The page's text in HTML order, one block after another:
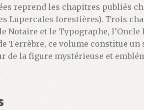
reprend les chapitres publiés
Lupercales forestières). Trois
Notaire et le Typographe,
Terrèbre, ce volume constitue un
de la figure mystérieuse et